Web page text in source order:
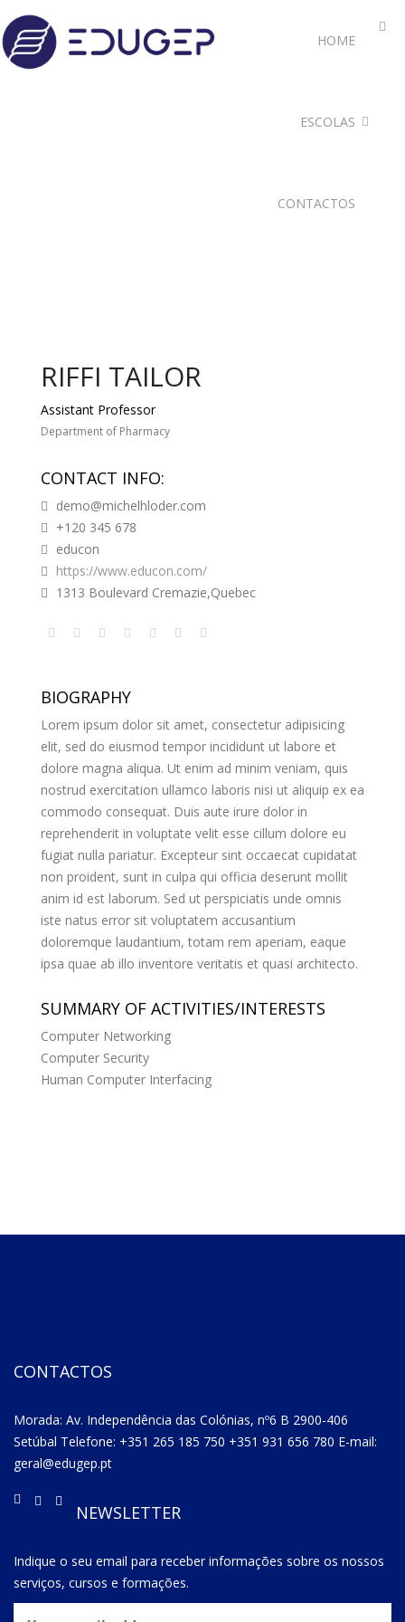
HOME
ESCOLAS
CONTACTOS
RIFFI TAILOR
Assistant Professor
Department of Pharmacy
CONTACT INFO:
demo@michelhloder.com
+120 345 678
educon
https://www.educon.com/
1313 Boulevard Cremazie,Quebec
BIOGRAPHY
Lorem ipsum dolor sit amet, consectetur adipisicing
elit, sed do eiusmod tempor incididunt ut labore et
dolore magna aliqua. Ut enim ad minim veniam, quis
nostrud exercitation ullamco laboris nisi ut aliquip ex ea
commodo consequat. Duis aute irure dolor in
reprehenderit in voluptate velit esse cillum dolore eu
fugiat nulla pariatur. Excepteur sint occaecat cupidatat
non proident, sunt in culpa qui officia deserunt mollit
anim id est laborum. Sed ut perspiciatis unde omnis
iste natus error sit voluptatem accusantium
doloremque laudantium, totam rem aperiam, eaque
ipsa quae ab illo inventore veritatis et quasi architecto.
SUMMARY OF ACTIVITIES/INTERESTS
Computer Networking
Computer Security
Human Computer Interfacing
CONTACTOS
Morada: Av. Independência das Colónias, nº6 B 2900-406
Setúbal Telefone: +351 265 185 750 +351 931 656 780 E-mail:
geral@edugep.pt
NEWSLETTER
Indique o seu email para receber informações sobre os nossos
serviços, cursos e formações.